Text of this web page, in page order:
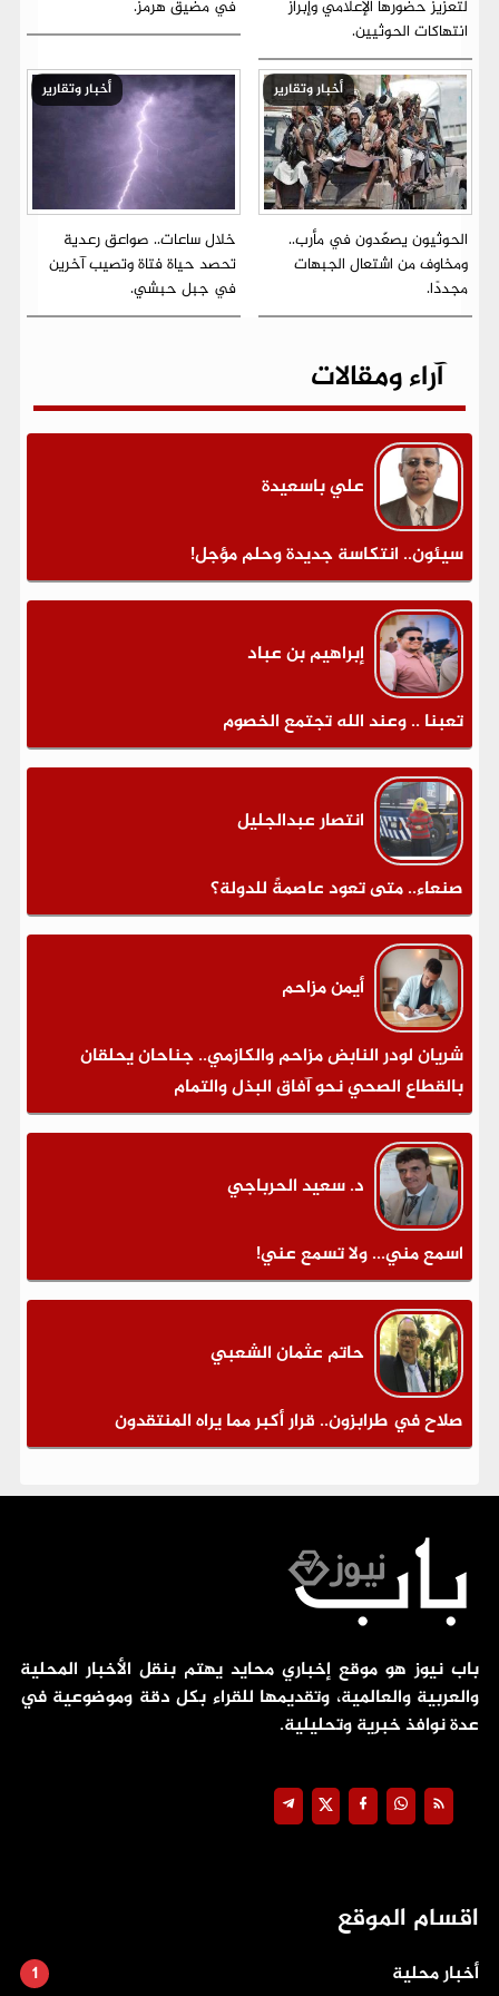
لتعزيز حضورها الإعلامي وإبراز
انتهاكات الحوثيين.
في مضيق هرمز.
أخبار وتقارير
الحوثيون يصعّدون في مأرب..
ومخاوف من اشتعال الجبهات
مجددًا.
أخبار وتقارير
خلال ساعات.. صواعق رعدية
تحصد حياة فتاة وتصيب آخرين
في جبل حبشي.
آراء ومقالات
علي باسعيدة
سيئون.. انتكاسة جديدة وحلم مؤجل!
إبراهيم بن عباد
تعبنا .. وعند الله تجتمع الخصوم
انتصار عبدالجليل
صنعاء.. متى تعود عاصمةً للدولة؟
أيمن مزاحم
شريان لودر النابض مزاحم والكازمي.. جناحان يحلقان
بالقطاع الصحي نحو آفاق البذل والتمام
د. سعيد الحرباجي
اسمع مني... ولا تسمع عني!
حاتم عثمان الشعبي
صلاح في طرابزون.. قرار أكبر مما يراه المنتقدون
باب نيوز هو موقع إخباري محايد يهتم بنقل الأخبار المحلية
والعربية والعالمية، وتقديمها للقراء بكل دقة وموضوعية في
عدة نوافذ خبرية وتحليلية.
اقسام الموقع
أخبار محلية